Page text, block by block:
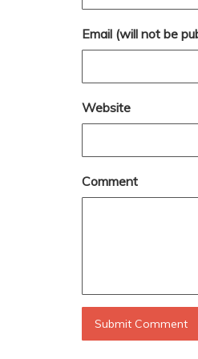
Email (will not be
Website
Comment